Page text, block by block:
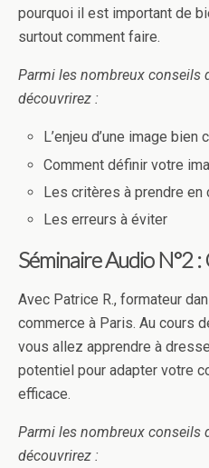
pourquoi il est important de
surtout comment faire.
Parmi les nombreux conseils
découvrirez :
L’enjeu d’une image bien
Comment définir votre
Les critères à prendre en
Les erreurs à éviter
Séminaire Audio N°2
Avec Patrice R., formateur
commerce à Paris. Au cours
vous allez apprendre à
potentiel pour adapter votre
efficace.
Parmi les nombreux conseils
découvrirez :